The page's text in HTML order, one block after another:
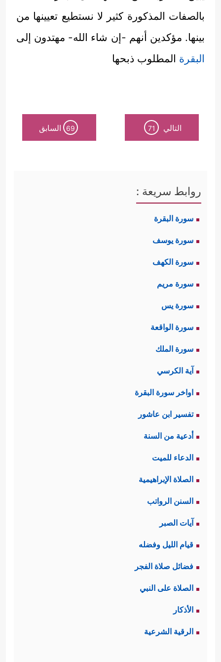
بالصفات المذكورة كثير لا نستطيع تعيينها من
بينها. مؤكدين أنهم -إن شاء الله- مهتدون إلى
البقرة المطلوب ذبحها
التالي 71
69 السابق
روابط سريعة :
سورة البقرة
سورة يوسف
سورة الكهف
سورة مريم
سورة يس
سورة الواقعة
سورة الملك
آية الكرسي
اواخر سورة البقرة
تفسير ابن عاشور
أدعية من السنة
الدعاء للميت
الصلاة الإبراهيمية
السنن الرواتب
آيات الصبر
قيام الليل وفضله
فضائل صلاة الفجر
الصلاة على النبي
الأذكار
الرقية الشرعية